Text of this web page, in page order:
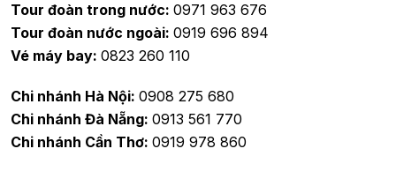
Tour đoàn trong nước: 0971 963 676
Tour đoàn nước ngoài: 0919 696 894
Vé máy bay: 0823 260 110
Chi nhánh Hà Nội: 0908 275 680
Chi nhánh Đà Nẵng: 0913 561 770
Chi nhánh Cần Thơ: 0919 978 860